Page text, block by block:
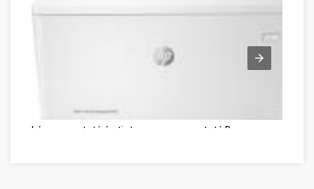
Lézernyomtató és tintasugaras nyomtató Baranya megye